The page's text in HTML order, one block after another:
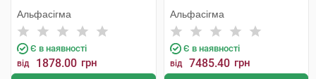
Альфасігма
Є в наявності
від 1878.00 грн
Альфасігма
Є в наявності
від 7485.40 грн